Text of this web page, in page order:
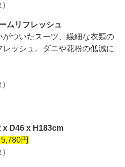
ムリフレッシュ
ついたスーツ、繊細な衣類の
ッシュ。ダニや花粉の低減に
x D46 x H183cm
円